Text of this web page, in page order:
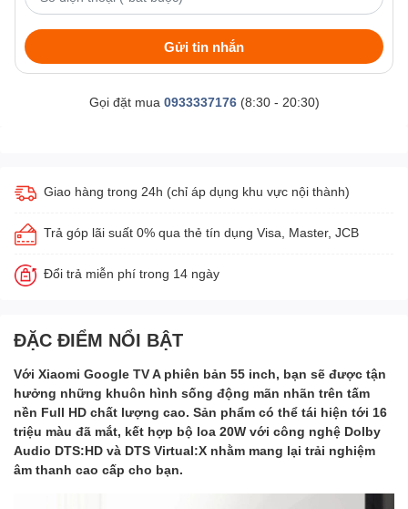
Gửi tin nhắn
Gọi đặt mua 0933337176(8:30 - 20:30)
Giao hàng trong 24h (chỉ áp dụng khu vực nội thành)
Trả góp lãi suất 0% qua thẻ tín dụng Visa, Master, JCB
Đổi trả miễn phí trong 14 ngày
ĐẶC ĐIỂM NỔI BẬT
Với Xiaomi Google TV A phiên bản 55 inch, bạn sẽ được tận
hưởng những khuôn hình sống động mãn nhãn trên tấm
nền Full HD chất lượng cao. Sản phẩm có thể tái hiện tới 16
triệu màu đã mắt, kết hợp bộ loa 20W với công nghệ Dolby
Audio DTS:HD và DTS Virtual:X nhằm mang lại trải nghiệm
âm thanh cao cấp cho bạn.